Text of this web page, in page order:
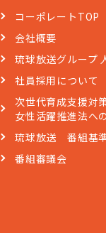
コーポレートTOP
会社概要
琉球放送グループ
社員採用について
次世代育成支援対
女性活躍推進法へ
琉球放送 番組基
番組審議会